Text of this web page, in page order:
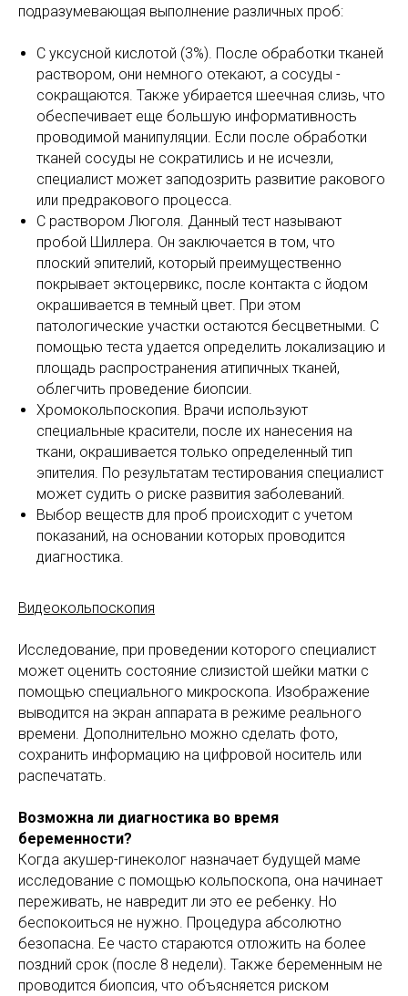
подразумевающая выполнение различных проб:
С уксусной кислотой (3%). После обработки тканей
раствором, они немного отекают, а сосуды -
сокращаются. Также убирается шеечная слизь, что
обеспечивает еще большую информативность
проводимой манипуляции. Если после обработки
тканей сосуды не сократились и не исчезли,
специалист может заподозрить развитие ракового
или предракового процесса.
С раствором Люголя. Данный тест называют
пробой Шиллера. Он заключается в том, что
плоский эпителий, который преимущественно
покрывает эктоцервикс, после контакта с йодом
окрашивается в темный цвет. При этом
патологические участки остаются бесцветными. С
помощью теста удается определить локализацию и
площадь распространения атипичных тканей,
облегчить проведение биопсии.
Хромокольпоскопия. Врачи используют
специальные красители, после их нанесения на
ткани, окрашивается только определенный тип
эпителия. По результатам тестирования специалист
может судить о риске развития заболеваний.
Выбор веществ для проб происходит с учетом
показаний, на основании которых проводится
диагностика.
Видеокольпоскопия
Исследование, при проведении которого специалист
может оценить состояние слизистой шейки матки с
помощью специального микроскопа. Изображение
выводится на экран аппарата в режиме реального
времени. Дополнительно можно сделать фото,
сохранить информацию на цифровой носитель или
распечатать.
Возможна ли диагностика во время
беременности?
Когда акушер-гинеколог назначает будущей маме
исследование с помощью кольпоскопа, она начинает
переживать, не навредит ли это ее ребенку. Но
беспокоиться не нужно. Процедура абсолютно
безопасна. Ее часто стараются отложить на более
поздний срок (после 8 недели). Также беременным не
проводится биопсия, что объясняется риском